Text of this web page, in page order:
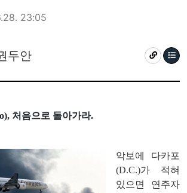
23:05
두안
처음으로 돌아가라.
악보에 다카포
(D.C.)가 적혀
있으면 연주자